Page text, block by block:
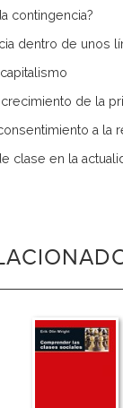
contingencia?
dentro de unos
crecimiento de la
a la
clase en la